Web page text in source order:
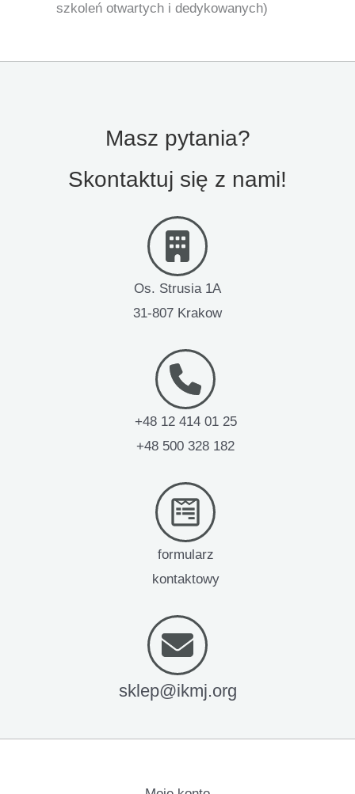
szkoleń otwartych i dedykowanych)
Masz pytania?
Skontaktuj się z nami!
Os. Strusia 1A
31-807 Krakow
+48 12 414 01 25
+48 500 328 182
formularz
kontaktowy
sklep@ikmj.org